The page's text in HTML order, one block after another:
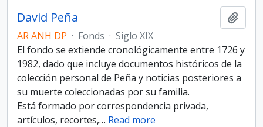
David Peña
AR ANH DP · Fonds · Siglo XIX
El fondo se extiende cronológicamente entre 1726 y
1982, dado que incluye documentos históricos de la
colección personal de Peña y noticias posteriores a
su muerte coleccionadas por su familia.
Está formado por correspondencia privada,
artículos, recortes,… Read more